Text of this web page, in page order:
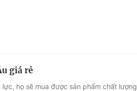
Học trực tuyến
giá rẻ
họ sẽ mua được sản phẩm chất lượng